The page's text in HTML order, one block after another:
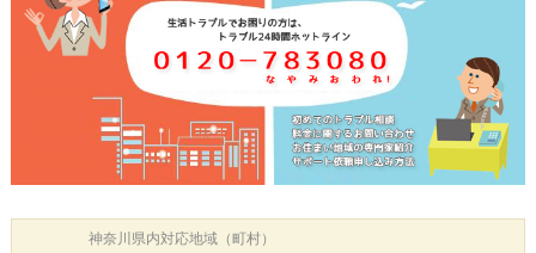
神奈川県内対応地域（町村）